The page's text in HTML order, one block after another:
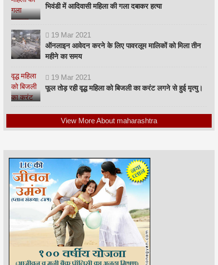
भिवंडी में आदिवासी महिला की गला दबाकर हत्या
19 Mar 2021
ऑनलाइन आवेदन करने के लिए पावरलूम मालिकों को मिला तीन
महीने का समय
19 Mar 2021
फूल तोड़ रही वृद्ध महिला को बिजली का करंट लगने से हुई मृत्यु।
View More About maharashtra